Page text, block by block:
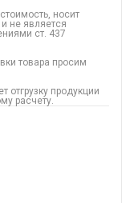
носит
не является
ст. 437
товара просим
отгрузку продукции
расчету.